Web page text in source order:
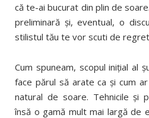
că te-ai bucurat din plin de
preliminară şi, eventual, o
stilistul tău te vor scuti de
Cum spuneam, scopul iniţial al
face părul să arate ca şi cum
natural de soare. Tehnicile şi
însă o gamă mult mai largă de